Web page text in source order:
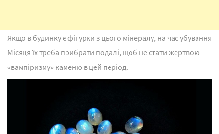
Якщо в будинку є фігурки з цього мінералу, на час убування
Місяця їх треба прибрати подалі, щоб не стати жертвою
«вампіризму» каменю в цей період.